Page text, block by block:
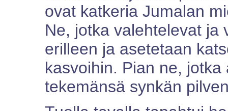
ovat katkeria Jumalan
Ne, jotka valehtelevat ja
erilleen ja asetetaan
kasvoihin. Pian ne,
tekemänsä synkän